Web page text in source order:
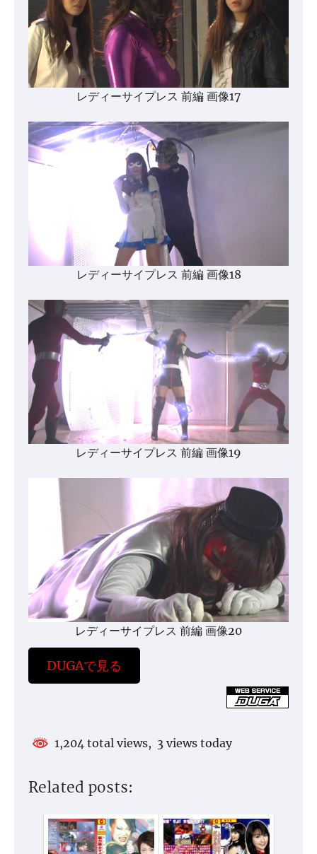
レディーサイプレス 前編 画像17
レディーサイプレス 前編 画像18
レディーサイプレス 前編 画像19
レディーサイプレス 前編 画像20
DUGAで見る
1,204 total views, 3 views today
Related posts: